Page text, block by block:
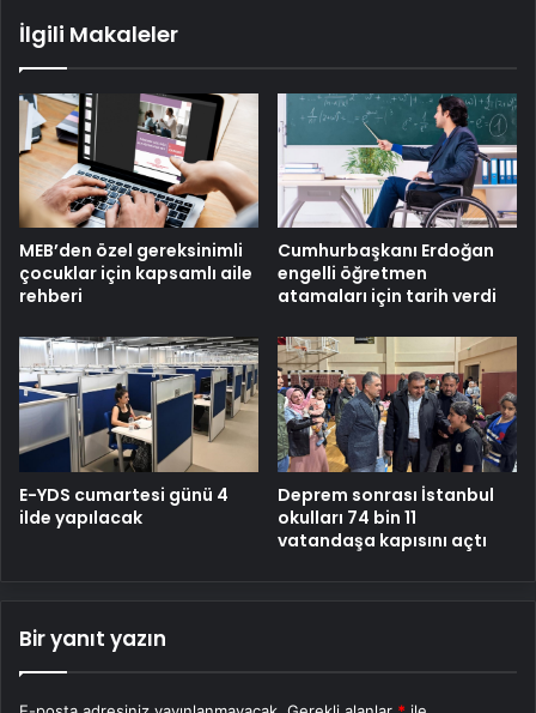
İlgili Makaleler
MEB’den özel gereksinimli
çocuklar için kapsamlı aile
rehberi
Cumhurbaşkanı Erdoğan
engelli öğretmen
atamaları için tarih verdi
E-YDS cumartesi günü 4
ilde yapılacak
Deprem sonrası İstanbul
okulları 74 bin 11
vatandaşa kapısını açtı
Bir yanıt yazın